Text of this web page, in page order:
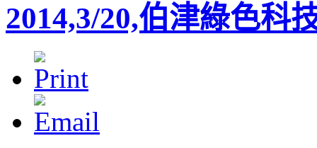
2014,3/20,伯津綠色科